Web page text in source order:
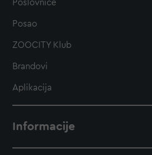
Poslovnice
Posao
ZOOCITY Klub
Brandovi
Aplikacija
Informacije